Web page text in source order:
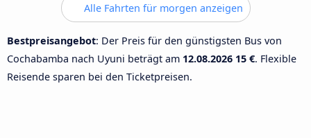
Alle Fahrten für morgen anzeigen
Bestpreisangebot: Der Preis für den günstigsten Bus von
Cochabamba nach Uyuni beträgt am 12.08.2026 15 €. Flexible
Reisende sparen bei den Ticketpreisen.